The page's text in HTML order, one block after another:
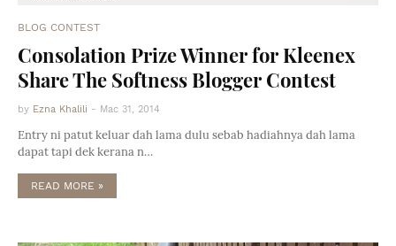
BLOG CONTEST
Consolation Prize Winner for Kleenex
Share The Softness Blogger Contest
by Ezna Khalili - Mac 31, 2014
Entry ni patut keluar dah lama dulu sebab hadiahnya dah lama
dapat tapi dek kerana n…
READ MORE »